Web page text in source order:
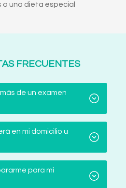
una dieta especial
FRECUENTES
de un examen
en mi domicilio u
para mi